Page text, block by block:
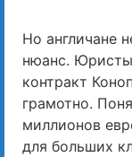
Но англичане
нюанс.
контракт
грамотно.
миллионов
для больших